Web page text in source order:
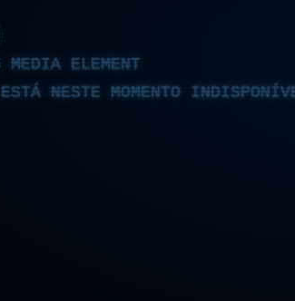
MEDIA ELEMENT
NESTE MOMENTO